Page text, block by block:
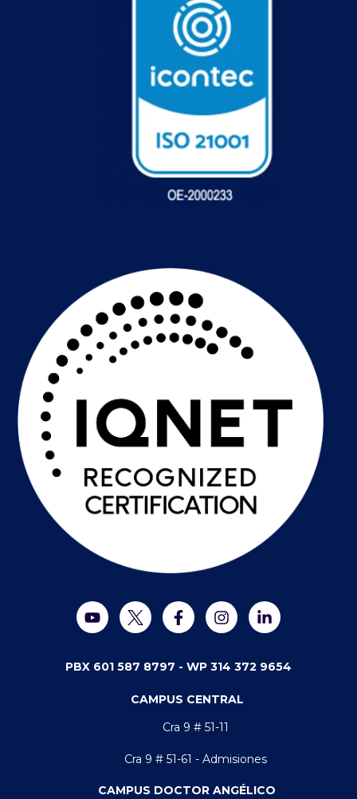
PBX 601 587 8797 - WP 314 372 9654
CAMPUS CENTRAL
Cra 9 # 51-11
Cra 9 # 51-61 - Admisiones
CAMPUS DOCTOR ANGÉLICO